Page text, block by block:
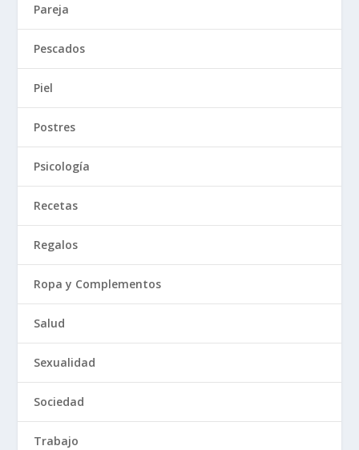
Pareja
Pescados
Piel
Postres
Psicología
Recetas
Regalos
Ropa y Complementos
Salud
Sexualidad
Sociedad
Trabajo